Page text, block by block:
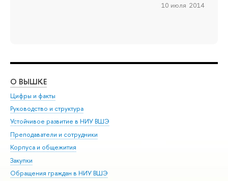
10 июля 2014
О ВЫШКЕ
Цифры и факты
Руководство и структура
Устойчивое развитие в НИУ ВШЭ
Преподаватели и сотрудники
Корпуса и общежития
Закупки
Обращения граждан в НИУ ВШЭ